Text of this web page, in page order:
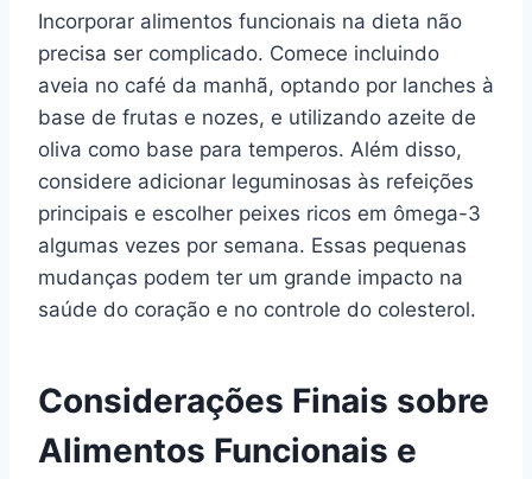
Incorporar alimentos funcionais na dieta não
precisa ser complicado. Comece incluindo
aveia no café da manhã, optando por lanches à
base de frutas e nozes, e utilizando azeite de
oliva como base para temperos. Além disso,
considere adicionar leguminosas às refeições
principais e escolher peixes ricos em ômega-3
algumas vezes por semana. Essas pequenas
mudanças podem ter um grande impacto na
saúde do coração e no controle do colesterol.
Considerações Finais sobre
Alimentos Funcionais e